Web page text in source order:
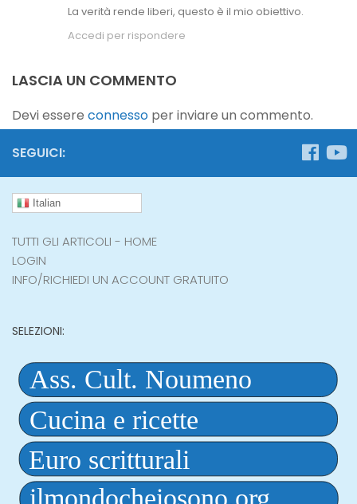
La verità rende liberi, questo è il mio obiettivo.
Accedi per rispondere
LASCIA UN COMMENTO
Devi essere connesso per inviare un commento.
SEGUICI:
Italian
TUTTI GLI ARTICOLI - HOME
LOGIN
INFO/RICHIEDI UN ACCOUNT GRATUITO
SELEZIONI: